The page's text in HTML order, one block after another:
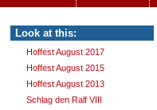
Look at this:
Hoffest August 2017
Hoffest August 2015
Hoffest August 2013
Schlag den Ralf VIII